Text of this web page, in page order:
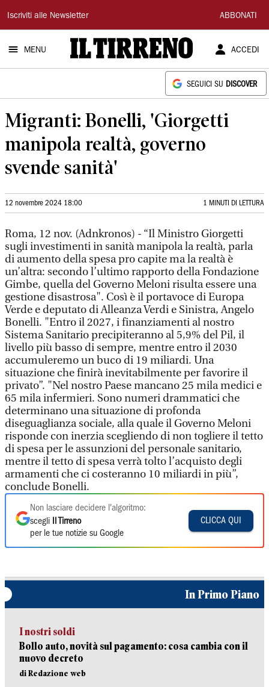
Il
Tirreno
Iscriviti alle Newsletter ABBONATI
MENU ACCEDI
SEGUICI SU DISCOVER
Migranti: Bonelli, 'Giorgetti
manipola realtà, governo
svende sanità'
12 novembre 2024 18:00 1 MINUTI DI LETTURA
Roma, 12 nov. (Adnkronos) - “Il Ministro Giorgetti
sugli investimenti in sanità manipola la realtà, parla
di aumento della spesa pro capite ma la realtà è
un’altra: secondo l’ultimo rapporto della Fondazione
Gimbe, quella del Governo Meloni risulta essere una
gestione disastrosa". Così è il portavoce di Europa
Verde e deputato di Alleanza Verdi e Sinistra, Angelo
Bonelli. "Entro il 2027, i finanziamenti al nostro
Sistema Sanitario precipiteranno al 5,9% del Pil, il
livello più basso di sempre, mentre entro il 2030
accumuleremo un buco di 19 miliardi. Una
situazione che finirà inevitabilmente per favorire il
privato”. "Nel nostro Paese mancano 25 mila medici e
65 mila infermieri. Sono numeri drammatici che
determinano una situazione di profonda
diseguaglianza sociale, alla quale il Governo Meloni
risponde con inerzia scegliendo di non togliere il tetto
di spesa per le assunzioni del personale sanitario,
mentre il tetto di spesa verrà tolto l’acquisto degli
armamenti che ci costeranno 10 miliardi in più”,
conclude Bonelli.
Non lasciare decidere l'algoritmo:
scegli
Il Tirreno
per le tue notizie su Google
CLICCA QUI
In Primo Piano
I nostri soldi
Bollo auto, novità sul pagamento: cosa cambia con il
nuovo decreto
di Redazione web